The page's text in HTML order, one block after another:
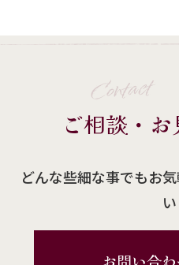
Contact
ご相談・
どんな些細な事でもお
い
お問い合